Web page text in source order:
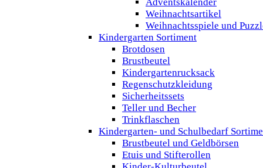
Weihnachtsartikel
Weihnachtsspiele und
Kindergarten Sortiment
Brotdosen
Brustbeutel
Kindergartenrucksack
Regenschutzkleidung
Sicherheitssets
Teller und Becher
Trinkflaschen
Kindergarten- und Schulbedarf
Brustbeutel und Geldbörsen
Etuis und Stifterollen